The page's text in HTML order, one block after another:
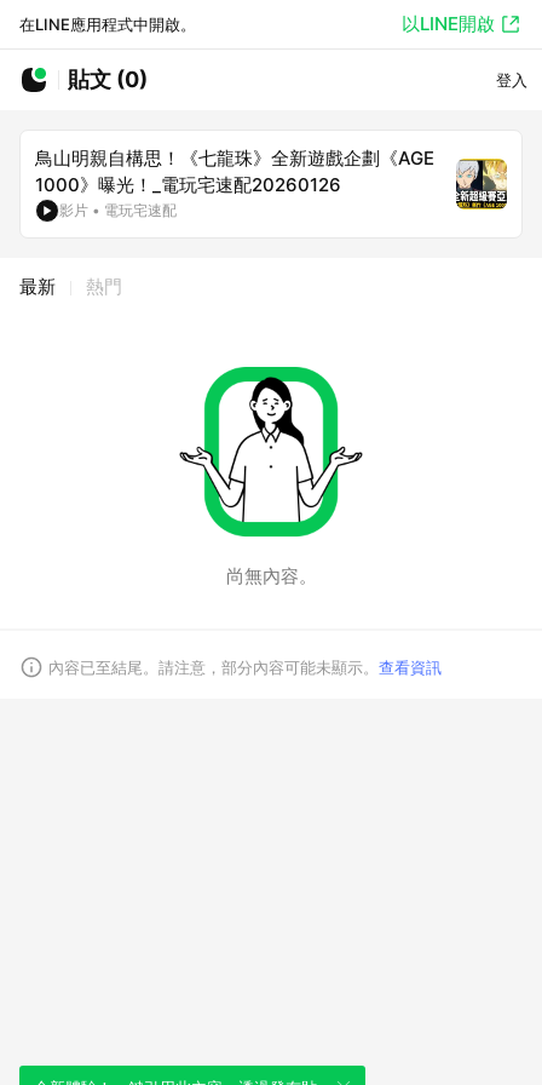
在LINE應用程式中開啟。 以LINE開啟
貼文 (0) 登入
鳥山明親自構思！《七龍珠》全新遊戲企劃《AGE
1000》曝光！_電玩宅速配20260126
影片 • 電玩宅速配
最新 熱門
尚無內容。
內容已至結尾。請注意，部分內容可能未顯示。 查看資訊